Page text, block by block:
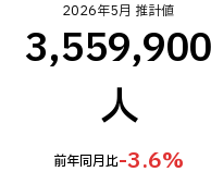
2026年5月 推計値
3,559,900
人
前年同月比-3.6%